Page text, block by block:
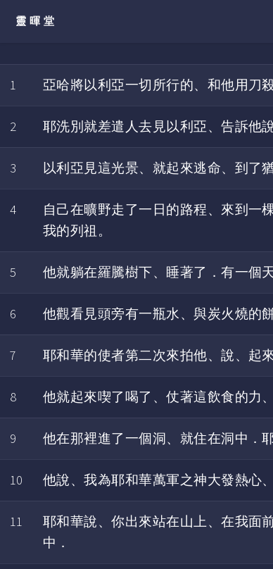
靈暉堂
1
亞哈將以利亞一切所行的、和他用刀
2 耶洗別就差遣人去見以利亞、告訴他
3 以利亞見這光景、就起來逃命、到了
4
自己在曠野走了一日的路程、來到一
我的列祖。
5 他就躺在羅騰樹下、睡著了．有一個
6 他觀看見頭旁有一瓶水、與炭火燒的
7 耶和華的使者第二次來拍他、說、起
8 他就起來喫了喝了、仗著這飲食的力
9 他在那裡進了一個洞、就住在洞中．
10 他說、我為耶和華萬軍之神大發熱心
11
耶和華說、你出來站在山上、在我面
中．